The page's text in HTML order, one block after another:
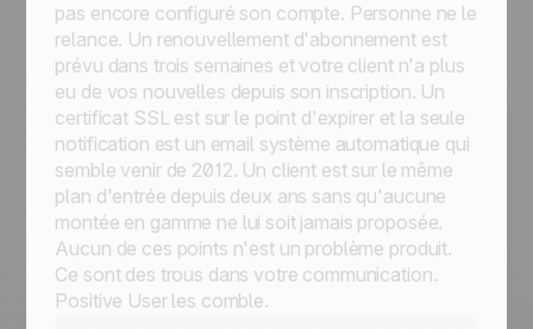
pas encore configuré son compte. Personne ne le
relance. Un renouvellement d'abonnement est
prévu dans trois semaines et votre client n'a plus
eu de vos nouvelles depuis son inscription. Un
certificat SSL est sur le point d'expirer et la seule
notification est un email système automatique qui
semble venir de 2012. Un client est sur le même
plan d'entrée depuis deux ans sans qu'aucune
montée en gamme ne lui soit jamais proposée.
Aucun de ces points n'est un problème produit.
Ce sont des trous dans votre communication.
Positive User les comble.